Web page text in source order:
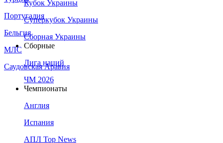
Португалия
Бельгия
МЛС
Саудовская Аравия
Кубок Украины
Суперкубок Украины
Сборная Украины
Сборные
Лига наций
ЧМ 2026
Чемпионаты
Англия
Испания
АПЛ Top News